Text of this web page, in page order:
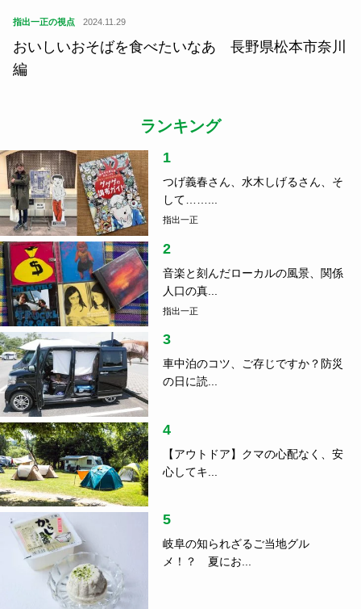
指出一正の視点 2024.11.29
おいしいおそばを食べたいなあ 長野県松本市奈川
編
ランキング
1
つげ義春さん、水木しげるさん、そ
して……...
指出一正
2
音楽と刻んだローカルの風景、関係
人口の真...
指出一正
3
車中泊のコツ、ご存じですか？防災
の日に読...
4
【アウトドア】クマの心配なく、安
心してキ...
5
岐阜の知られざるご当地グル
メ！？ 夏にお...